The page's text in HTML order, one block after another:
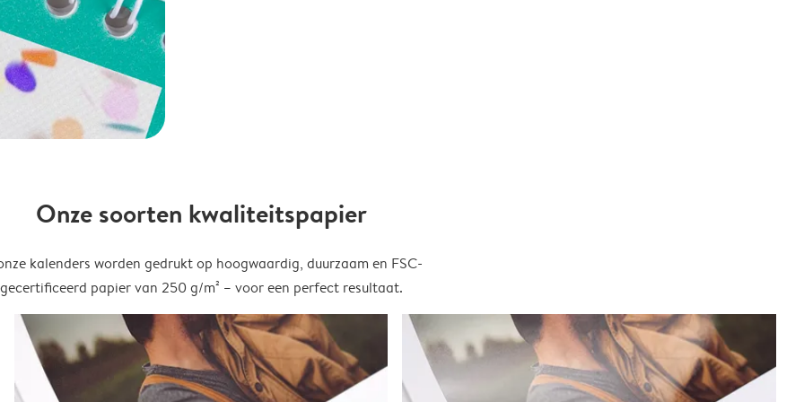
Onze soorten kwaliteitspapier
kalenders worden gedrukt op hoogwaardig, duurzaam en FSC-
gecertificeerd papier van 250 g/m² – voor een perfect resultaat.